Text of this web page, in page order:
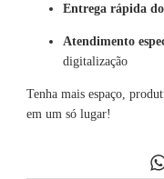
Entrega rápida
Atendimento
digitalização
Tenha mais espaço,
em um só lugar!